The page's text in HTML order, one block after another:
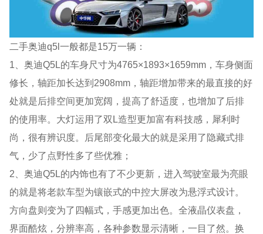
二手奥迪q5l一般都是15万一辆：
1、奥迪Q5L的车身尺寸为4765×1893×1659mm，车身侧面
修长，轴距加长达到2908mm，轴距增加带来的最直接的好
处就是后排空间更加宽阔，提高了舒适度，也增加了后排
的使用率。大灯运用了双L造型更加富有科技感，犀利时
尚，很有辨识度。后尾部变化最大的就是采用了隐藏式排
气，少了点野性多了些优雅；
2、奥迪Q5L的内饰也有了不少更新，进入驾驶室最为亮眼
的就是将老款车型为镶嵌式的中控大屏改为悬浮式设计。
方向盘则变为了四幅式，手感更加出色。全液晶仪表盘，
界面酷炫，分辨率高，各种参数显示清晰，一目了然。换